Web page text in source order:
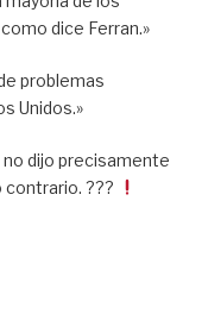
dice Ferran.»
problemas
Unidos.»
no dijo precisamente
contrario. ???